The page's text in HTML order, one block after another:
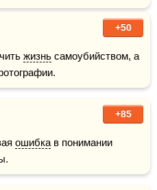
+50
жизнь самоубийством, а
+85
ошибка в понимании